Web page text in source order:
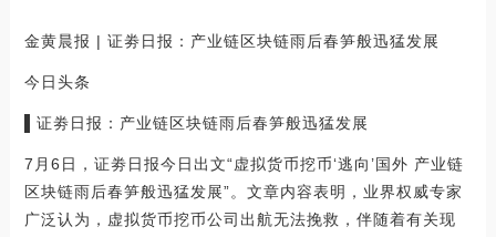
金黄晨报 | 证劵日报：产业链区块链雨后春笋般迅猛发展
今日头条
▌证劵日报：产业链区块链雨后春笋般迅猛发展
7月6日，证劵日报今日出文“虚拟货币挖币‘逃向’国外 产业链
区块链雨后春笋般迅猛发展”。文章内容表明，业界权威专家
广泛认为，虚拟货币挖币公司出航无法挽救，伴随着有关现